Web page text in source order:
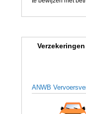
Verzekeringen
ANWB